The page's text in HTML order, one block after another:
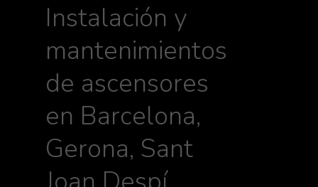
Instalación y
mantenimientos
de ascensores
en Barcelona,
Gerona, Sant